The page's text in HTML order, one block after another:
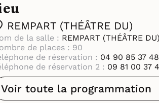
REMPART (THÉÂTRE DU)
de la salle : REMPART (THÉÂTRE
de places : 90
de réservation : 04 90 85 37 48
de réservation 2 : 09 81 00 37
Voir toute la programmation